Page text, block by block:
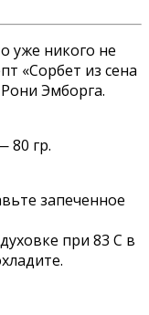
уже никого не
«Сорбет из сена
Эмборга.
80 гр.
запеченное
при 83 С в